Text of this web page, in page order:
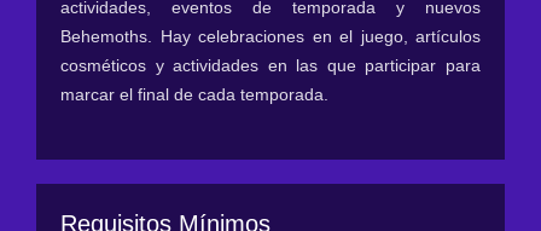
actividades, eventos de temporada y nuevos
Behemoths. Hay celebraciones en el juego, artículos
cosméticos y actividades en las que participar para
marcar el final de cada temporada.
Requisitos Mínimos